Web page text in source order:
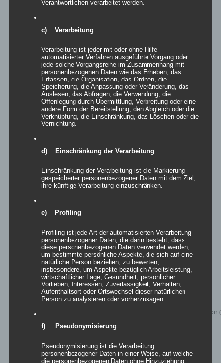
Bewertet
5.00von
Verantwortlichen verarbeitet werden.
c) Verarbeitung
Verarbeitung ist jeder mit oder ohne Hilfe
automatisierter Verfahren ausgeführte Vorgang oder
jede solche Vorgangsreihe im Zusammenhang mit
personenbezogenen Daten wie das Erheben, das
Erfassen, die Organisation, das Ordnen, die
Speicherung, die Anpassung oder Veränderung, das
Auslesen, das Abfragen, die Verwendung, die
Offenlegung durch Übermittlung, Verbreitung oder eine
andere Form der Bereitstellung, den Abgleich oder die
Verknüpfung, die Einschränkung, das Löschen oder die
Vernichtung.
d) Einschränkung der Verarbeitung
Einschränkung der Verarbeitung ist die Markierung
gespeicherter personenbezogener Daten mit dem Ziel,
ihre künftige Verarbeitung einzuschränken.
e) Profiling
Profiling ist jede Art der automatisierten Verarbeitung
personenbezogener Daten, die darin besteht, dass
diese personenbezogenen Daten verwendet werden,
um bestimmte persönliche Aspekte, die sich auf eine
natürliche Person beziehen, zu bewerten,
insbesondere, um Aspekte bezüglich Arbeitsleistung,
wirtschaftlicher Lage, Gesundheit, persönlicher
Vorlieben, Interessen, Zuverlässigkeit, Verhalten,
Aufenthaltsort oder Ortswechsel dieser natürlichen
Person zu analysieren oder vorherzusagen.
f) Pseudonymisierung
Pseudonymisierung ist die Verarbeitung
personenbezogener Daten in einer Weise, auf welche
die personenbezogenen Daten ohne Hinzuziehung